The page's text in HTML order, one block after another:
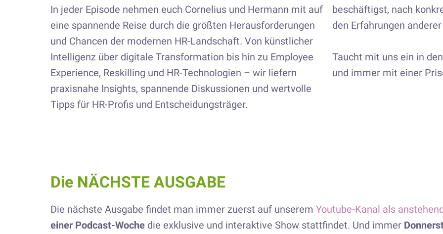
In jeder Episode nehmen euch Cornelius und Hermann mit auf
eine spannende Reise durch die größten Herausforderungen
und Chancen der modernen HR-Landschaft. Von künstlicher
Intelligenz über digitale Transformation bis hin zu Employee
Experience, Reskilling und HR-Technologien – wir liefern
praxisnahe Insights, spannende Diskussionen und wertvolle
Tipps für HR-Profis und Entscheidungsträger.
beschäftigst, nach
den Erfahrungen
Taucht mit uns ein in
und immer mit einer
Die NÄCHSTE AUSGABE
Die nächste Ausgabe findet man immer zuerst auf unserem Youtube-Kanal als
einer Podcast-Woche die exklusive und interaktive Show stattfindet. Und immer